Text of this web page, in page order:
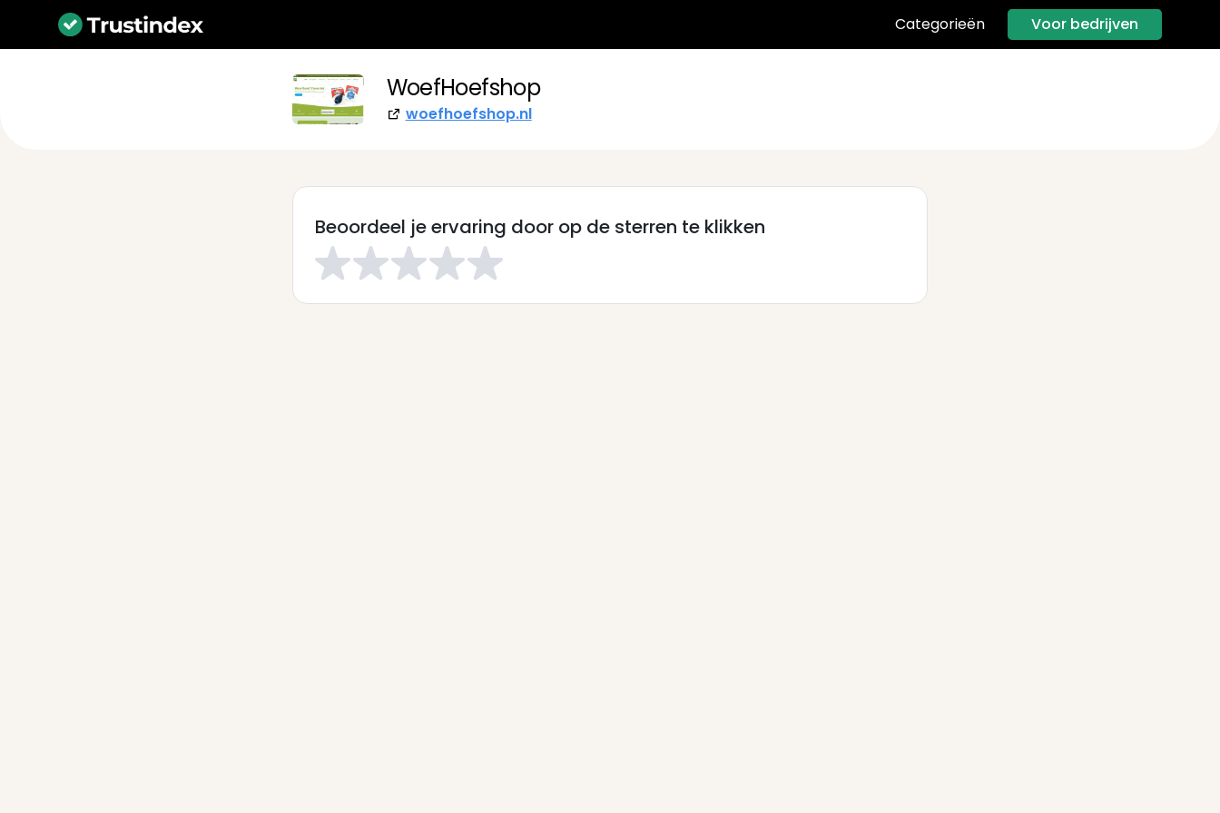
Categorieën Voor bedrijven
WoefHoefshop
woefhoefshop.nl
Beoordeel je ervaring door op de sterren te klikken